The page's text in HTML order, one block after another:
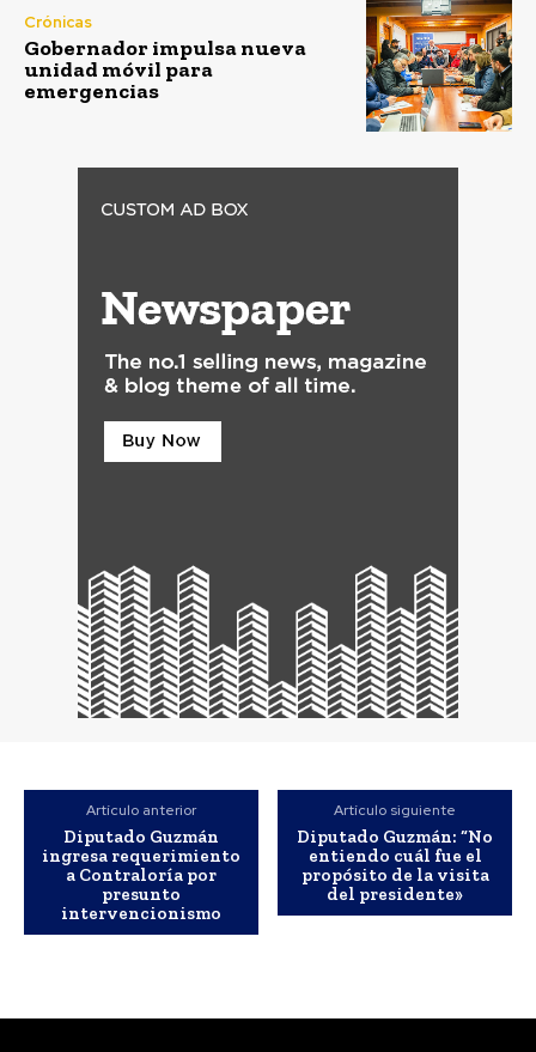
Crónicas
Gobernador impulsa nueva
unidad móvil para
emergencias
Artículo anterior
Diputado Guzmán
ingresa requerimiento
a Contraloría por
presunto
intervencionismo
Artículo siguiente
Diputado Guzmán: “No
entiendo cuál fue el
propósito de la visita
del presidente»